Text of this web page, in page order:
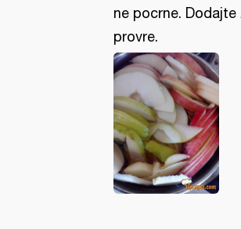
ne pocrne.
provre.